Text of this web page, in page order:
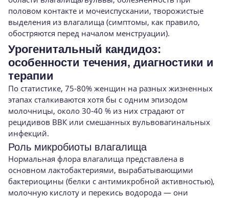
половом контакте и мочеиспускании, творожистые
выделения из влагалища (симптомы, как правило,
обостряются перед началом менструации).
Урогенитальный кандидоз:
особенности течения, диагностики и
терапии
По статистике, 75-80% женщин на разных жизненных
этапах сталкиваются хотя бы с одним эпизодом
молочницы, около 30-40 % из них страдают от
рецидивов ВВК или смешанных вульвовагинальных
инфекций.
Роль микробиоты влагалища
Нормальная флора влагалища представлена в
основном лактобактериями, вырабатывающими
бактериоцины (белки с антимикробной активностью),
молочную кислоту и перекись водорода — они